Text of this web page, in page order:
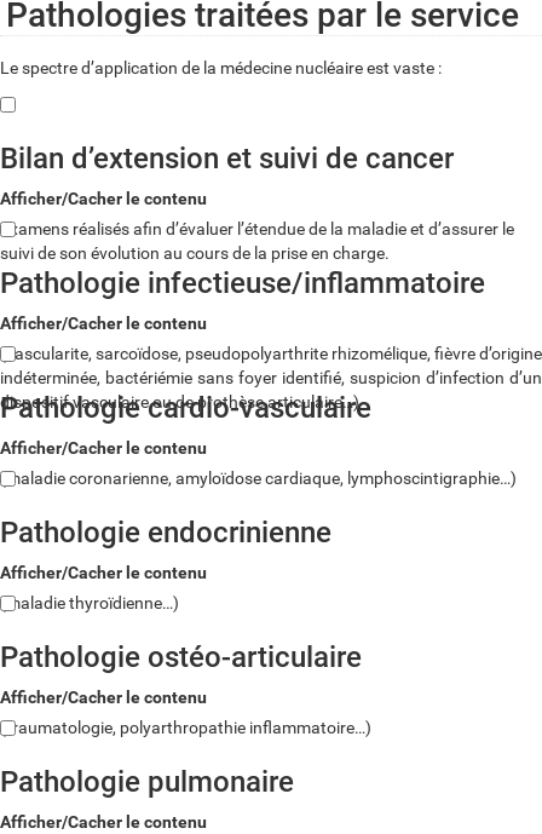
Pathologies traitées par le service
Le spectre d’application de la médecine nucléaire est vaste :
Bilan d’extension et suivi de cancer
Afficher/Cacher le contenu
Examens réalisés afin d’évaluer l’étendue de la maladie et d’assurer le
suivi de son évolution au cours de la prise en charge.
Pathologie infectieuse/inflammatoire
Afficher/Cacher le contenu
(vascularite, sarcoïdose, pseudopolyarthrite rhizomélique, fièvre d’origine
indéterminée, bactériémie sans foyer identifié, suspicion d’infection d’un
dispositif vasculaire ou de prothèse articulaire…)
Pathologie cardio-vasculaire
Afficher/Cacher le contenu
(maladie coronarienne, amyloïdose cardiaque, lymphoscintigraphie…)
Pathologie endocrinienne
Afficher/Cacher le contenu
(maladie thyroïdienne…)
Pathologie ostéo-articulaire
Afficher/Cacher le contenu
(traumatologie, polyarthropathie inflammatoire…)
Pathologie pulmonaire
Afficher/Cacher le contenu